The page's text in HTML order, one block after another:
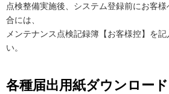
点検整備実施後、システム登録前にお客
合には、
メンテナンス点検記録簿【お客様控】を
い。
各種届出用紙ダウンロード